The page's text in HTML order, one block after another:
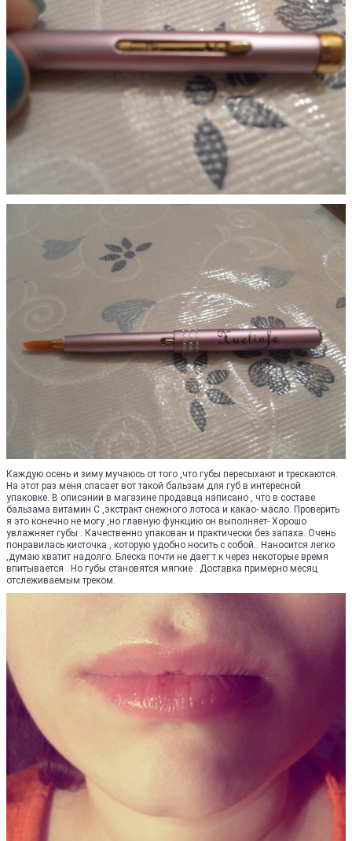
Каждую осень и зиму мучаюсь от того ,что губы пересыхают и трескаются.
На этот раз меня спасает вот такой бальзам для губ в интересной
упаковке. В описании в магазине продавца написано , что в составе
бальзама витамин С ,экстракт снежного лотоса и какао- масло. Проверить
я это конечно не могу ,но главную функцию он выполняет- Хорошо
увлажняет губы . Качественно упакован и практически без запаха. Очень
понравилась кисточка , которую удобно носить с собой.. Наносится легко
,думаю хватит надолго. Блеска почти не дает т.к через некоторые время
впитывается . Но губы становятся мягкие . Доставка примерно месяц
отслеживаемым треком.